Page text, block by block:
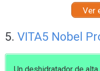
Ver
5. VITA5 Nobel